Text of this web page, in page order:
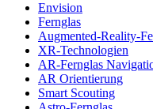
Envision
Fernglas
Augmented-Reality-
XR-Technologien
AR-Fernglas
AR Orientierung
Smart Scouting